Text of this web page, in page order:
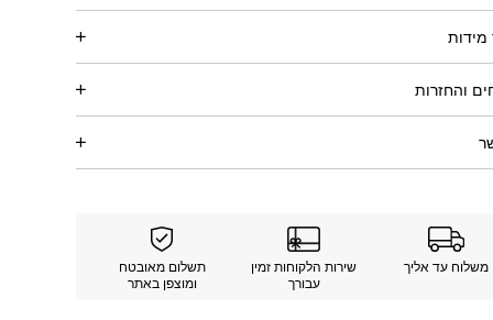
מידות
והחזרות
משלוח עד אליך
שירות הלקוחות זמין
עבורך
תשלום מאובטח
ומוצפן באתר